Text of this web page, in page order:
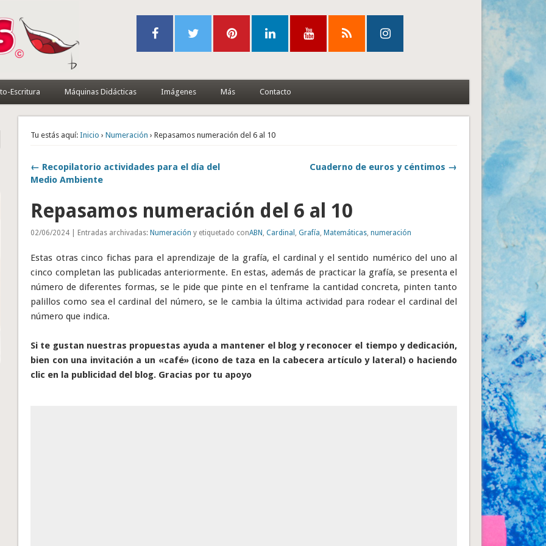
Escritura Máquinas Didácticas Imágenes Más Contacto
Tu estás aquí: Inicio ›Numeración › Repasamos numeración del 6 al 10
← Recopilatorio actividades para el día del
Medio Ambiente
Cuaderno de euros y céntimos →
Repasamos numeración del 6 al 10
02/06/2024 | Entradas archivadas:Numeración y etiquetado conABN,Cardinal ,Grafía,Matemáticas,numeración
Estas otras cinco fichas para el aprendizaje de la grafía, el cardinal y el sentido numérico del uno al
cinco completan las publicadas anteriormente. En estas, además de practicar la grafía, se presenta el
número de diferentes formas, se le pide que pinte en el tenframe la cantidad concreta, pinten tanto
palillos como sea el cardinal del número, se le cambia la última actividad para rodear el cardinal del
número que indica.
Si te gustan nuestras propuestas ayuda a mantener el blog y reconocer el tiempo y dedicación,
bien con una invitación a un «café» (icono de taza en la cabecera artículo y lateral) o haciendo
clic en la publicidad del blog. Gracias por tu apoyo